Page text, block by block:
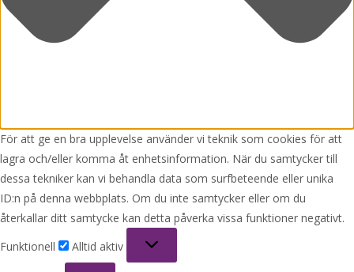
För att ge en bra upplevelse använder vi teknik som cookies för att
lagra och/eller komma åt enhetsinformation. När du samtycker till
dessa tekniker kan vi behandla data som surfbeteende eller unika
ID:n på denna webbplats. Om du inte samtycker eller om du
återkallar ditt samtycke kan detta påverka vissa funktioner negativt.
Funktionell
Alltid aktiv